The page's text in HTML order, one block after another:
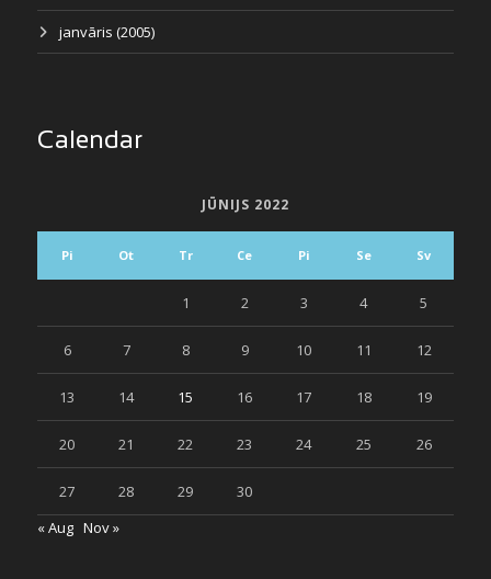
janvāris (2005)
Calendar
JŪNIJS 2022
Pi Ot Tr Ce Pi Se Sv
1 2 3 4 5
6 7 8 9 10 11 12
13 14 15 16 17 18 19
20 21 22 23 24 25 26
27 28 29
30
« Aug Nov »